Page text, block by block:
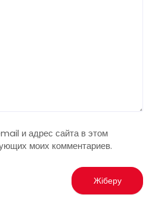
и адрес сайта в этом
моих комментариев.